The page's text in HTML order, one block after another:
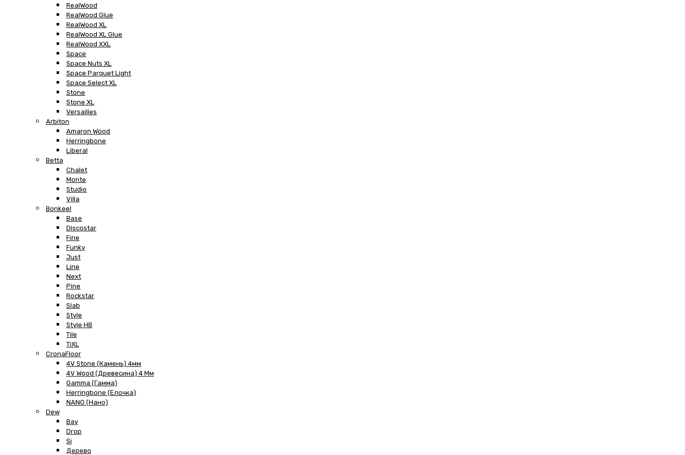
RealWood
RealWood Glue
RealWood XL
RealWood XL Glue
RealWood XXL
Space
Space Nuts XL
Space Parquet Light
Space Select XL
Stone
Stone XL
Versailles
Arbiton
Amaron Wood
Herringbone
Liberal
Betta
Chalet
Monte
Studio
Villa
Bonkeel
Base
Discostar
Fine
Funky
Just
Line
Next
Pine
Rockstar
Slab
Style
Style HB
Tile
TiXL
CronaFloor
4V Stone (Камень) 4мм
4V Wood (Древесина) 4 Мм
Gamma (Гамма)
Herringbone (Елочка)
NANO (Нано)
Dew
Bay
Drop
Si
Дерево